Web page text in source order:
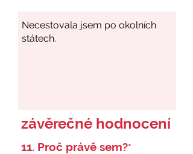
závěrečné hodnocení
11. Proč právě sem?*